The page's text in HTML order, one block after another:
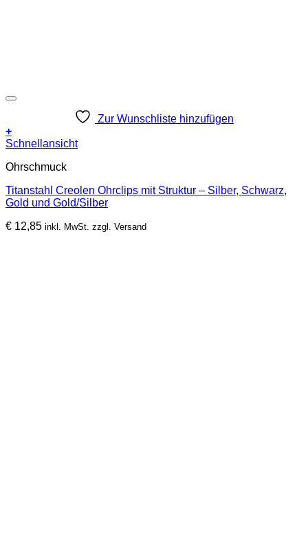
Zur Wunschliste hinzufügen
+
Dieses
weist
Varianten
auf.
Optionen
Schnellansicht
Ohrschmuck
Titanstahl Creolen Ohrclips mit Struktur – Silber, Schwarz,
Gold und Gold/Silber
€ 12,85 inkl. MwSt. zzgl. Versand